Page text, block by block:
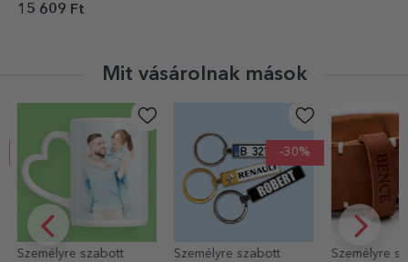
12x10 mm - 14 karátos
15 609 Ft
Mit vásárolnak mások
Személyre szabott
Személyre szabott bőr